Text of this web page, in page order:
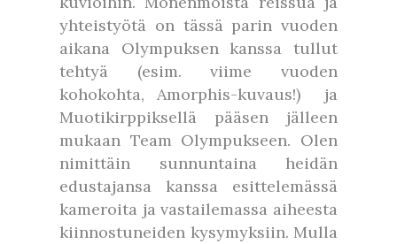
yhteistyötä on tässä parin vuoden
aikana Olympuksen kanssa tullut
tehtyä (esim. viime vuoden
kohokohta, Amorphis-kuvaus!) ja
Muotikirppiksellä pääsen jälleen
mukaan Team Olympukseen. Olen
nimittäin sunnuntaina heidän
edustajansa kanssa esittelemässä
kameroita ja vastailemassa aiheesta
kiinnostuneiden kysymyksiin. Mulla